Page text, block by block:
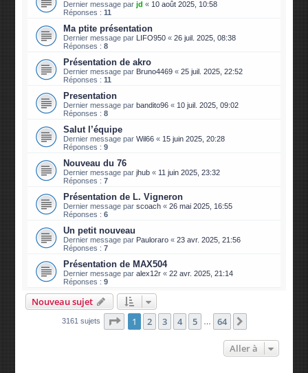
Dernier message parjd « 10 août 2025, 10:58
Réponses :11
Ma ptite présentation
Dernier message par LIFO950 «26 juil. 2025, 08:38
Réponses :8
Présentation de akro
Dernier message par Bruno4469 «25 juil. 2025, 22:52
Réponses :11
Presentation
Dernier message parbandito96 « 10 juil. 2025, 09:02
Réponses :8
Salut l’équipe
Dernier message parWil66 « 15 juin 2025, 20:28
Réponses :9
Nouveau du 76
Dernier message parjhub « 11 juin 2025, 23:32
Réponses :7
Présentation de L. Vigneron
Dernier message parscoach «26 mai 2025, 16:55
Réponses :6
Un petit nouveau
Dernier message par Pauloraro «23 avr. 2025, 21:56
Réponses :7
Présentation de MAX504
Dernier message paralex12r «22 avr. 2025, 21:14
Réponses :9
Nouveau sujet
3161 sujets Page 1sur64
1 2 3 4 5 64
Aller à